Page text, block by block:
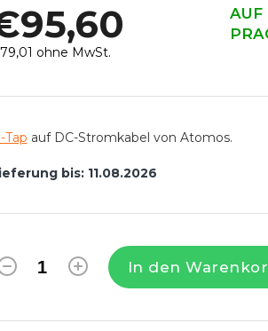
AUF
ohne MwSt.
bis: 11.08.2026
In den
Tap auf DC-Stromkabel von Atomos.